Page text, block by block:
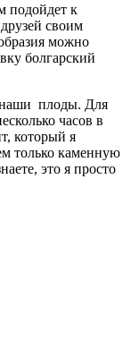
подойдет к
своим
можно
болгарский
наши плоды. Для
часов в
который я
только каменную
это я просто